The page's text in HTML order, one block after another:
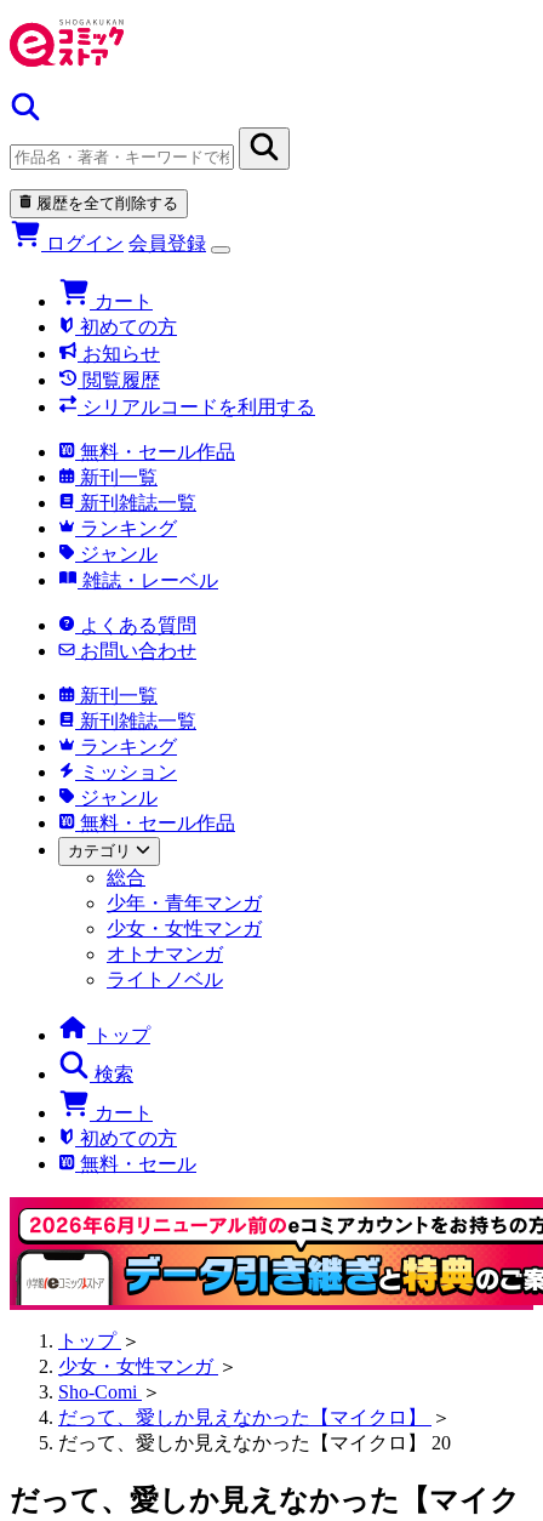
履歴を全て削除する
ログイン 会員登録
カート
初めての方
お知らせ
閲覧履歴
シリアルコードを利用する
無料・セール作品
新刊一覧
新刊雑誌一覧
ランキング
ジャンル
雑誌・レーベル
よくある質問
お問い合わせ
新刊一覧
新刊雑誌一覧
ランキング
ミッション
ジャンル
無料・セール作品
カテゴリ
総合
少年・青年マンガ
少女・女性マンガ
オトナマンガ
ライトノベル
トップ
検索
カート
初めての方
無料・セール
トップ ＞
少女・女性マンガ ＞
Sho-Comi ＞
だって、愛しか見えなかった【マイクロ】
＞
だって、愛しか見えなかった【マイクロ】 20
だって、愛しか見えなかった【マイク